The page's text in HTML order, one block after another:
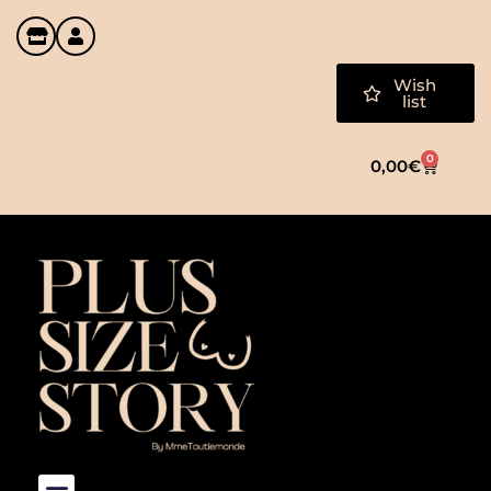
Wish
list
0,00€ 0